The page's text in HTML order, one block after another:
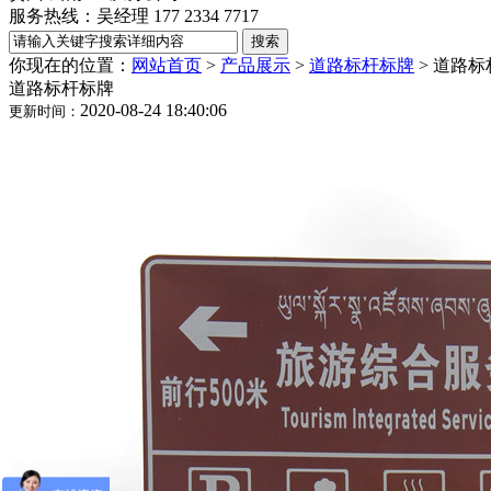
服务热线：吴经理 177 2334 7717
你现在的位置： 网站首页 > 产品展示 > 道路标杆标牌 > 道路标
道路标杆标牌
更新时间： 2020-08-24 18:40:06